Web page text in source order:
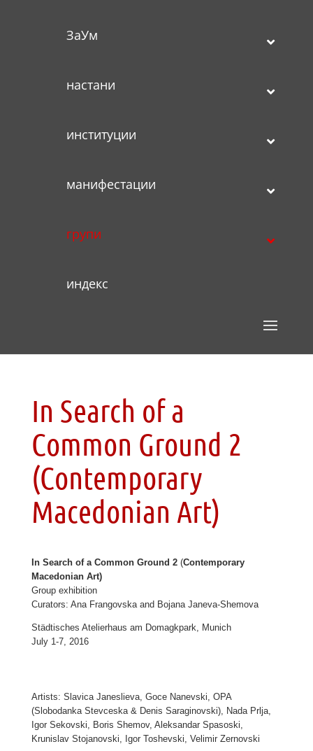
ЗаУм
настани
институции
манифестации
групи
индекс
In Search of a
Common Ground 2
(Contemporary
Macedonian Art)
In Search of a Common Ground 2 (Contemporary
Macedonian Art)
Group exhibition
Curators: Ana Frangovska and Bojana Janeva-Shemova
Städtisches Atelierhaus am Domagkpark, Munich
July 1-7, 2016
Artists: Slavica Janeslieva, Goce Nanevski, OPA
(Slobodanka Stevceska & Denis Saraginovski), Nada Prlja,
Igor Sekovski, Boris Shemov, Aleksandar Spasoski,
Krunislav Stojanovski, Igor Toshevski, Velimir Zernovski